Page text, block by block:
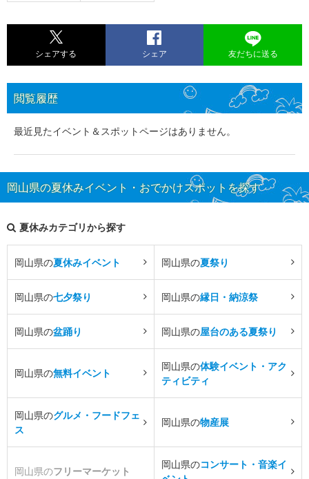
シェアする シェア 友だちに送る
閲覧履歴
最近見たイベント＆スポットページはありません。
岡山県の夏休みイベント・おでかけスポットを探す
夏休みカテゴリから探す
岡山県の夏休みイベント 岡山県の夏祭り
岡山県の七夕祭り 岡山県の縁日・納涼祭
岡山県の盆踊り 岡山県の屋台のある夏祭り
岡山県の無料イベント
岡山県の体験イベント・アク
ティビティ
岡山県のグルメ・フードフェ
ス
岡山県の物産展
岡山県のフリーマーケット
岡山県のコンサート・音楽イ